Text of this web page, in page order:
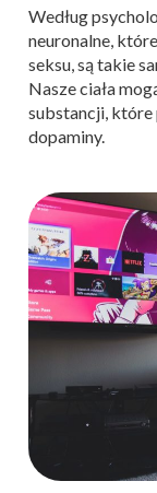
Według
neuronalne,
seksu, są takie
Nasze ciała
substancji, które
dopaminy.